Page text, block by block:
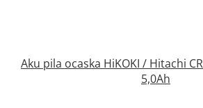
Aku pila ocaska HiKOKI / Hitachi
5,0Ah